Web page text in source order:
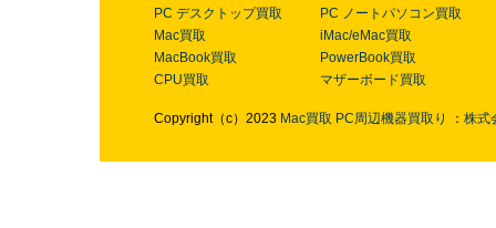
PC デスクトップ買取
PC ノートパソコン買取
Mac買取
iMac/eMac買取
MacBook買取
PowerBook買取
CPU買取
マザーボード買取
Copyright（c）2023 Mac買取 PC周辺機器買取り ： 株式